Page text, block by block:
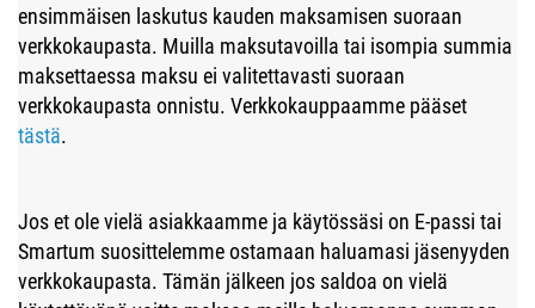
ensimmäisen laskutus kauden maksamisen suoraan
verkkokaupasta. Muilla maksutavoilla tai isompia summia
maksettaessa maksu ei valitettavasti suoraan
verkkokaupasta onnistu. Verkkokauppaamme pääset
tästä.
Jos et ole vielä asiakkaamme ja käytössäsi on E-passi tai
Smartum suosittelemme ostamaan haluamasi jäsenyyden
verkkokaupasta. Tämän jälkeen jos saldoa on vielä